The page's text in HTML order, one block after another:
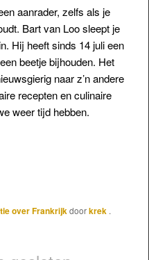
aanrader, zelfs als je
Bart van Loo sleept je
Hij heeft sinds 14 juli een
beetje bijhouden. Het
naar z’n andere
recepten en culinaire
weer tijd hebben.
over Frankrijkdoorkrek .